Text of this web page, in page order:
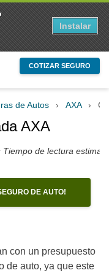
COTIZAR SEGURO
de Autos › AXA ›
AXA
Tiempo de lectura
DE AUTO!
con un presupuesto
de auto, ya que este
Instalar